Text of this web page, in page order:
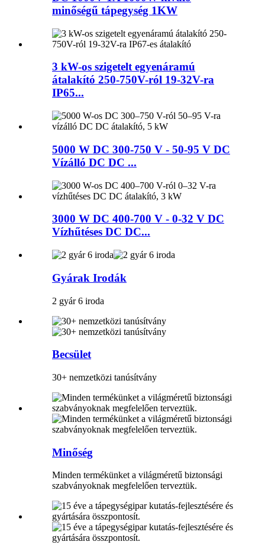
minőségű tápegység 1KW
3 kW-os szigetelt egyenáramú
átalakító 250-750V-ról 19-32V-ra
IP65...
5000 W DC 300-750 V - 50-95 V DC
Vízálló DC DC ...
3000 W DC 400-700 V - 0-32 V DC
Vízhűtéses DC DC...
Gyárak Irodák
2 gyár 6 iroda
Becsület
30+ nemzetközi tanúsítvány
Minőség
Minden termékünket a világméretű biztonsági
szabványoknak megfelelően terveztük.